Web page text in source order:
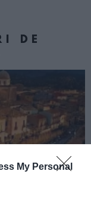
My Personal
DE